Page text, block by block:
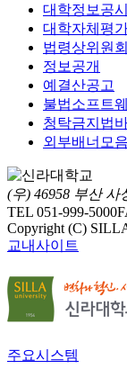
대학정보공시
대학자체평
법령상위원회
정보공개
예결산공고
불법소프트
청탁금지법
외부배너모음
(우) 46958 부산 사
TEL 051-999-5000
Copyright (C)
교내사이트
주요시스템